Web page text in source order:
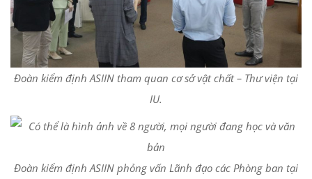
Đoàn kiểm định ASIIN tham quan cơ sở vật chất – Thư viện tại
IU.
Đoàn kiểm định ASIIN phỏng vấn Lãnh đạo các Phòng ban tại